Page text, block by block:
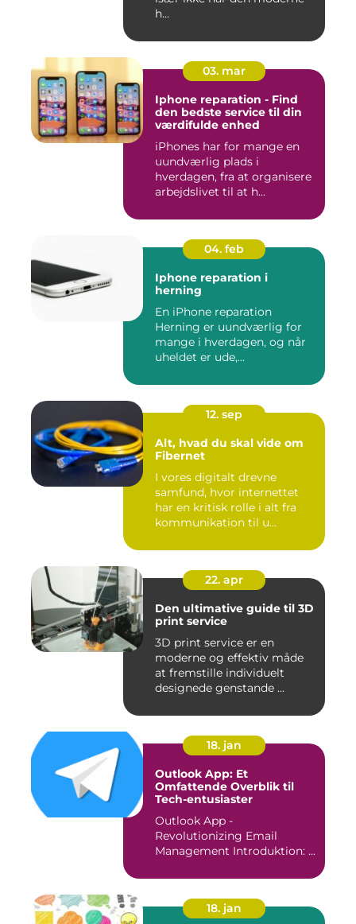
h...
03. mar
Iphone reparation - Find
den bedste service til din
værdifulde enhed
iPhones har for mange en
uundværlig plads i
hverdagen, fra at organisere
arbejdslivet til at h...
04. feb
Iphone reparation i
herning
En iPhone reparation
Herning er uundværlig for
mange i hverdagen, og når
uheldet er ude,...
12. sep
Alt, hvad du skal vide om
Fibernet
I vores digitalt drevne
samfund, hvor internettet
har en kritisk rolle i alt fra
kommunikation til u...
22. apr
Den ultimative guide til 3D
print service
3D print service er en
moderne og effektiv måde
at fremstille individuelt
designede genstande ...
18. jan
Outlook App: Et
Omfattende Overblik til
Tech-entusiaster
Outlook App -
Revolutionizing Email
Management Introduktion: ...
18. jan